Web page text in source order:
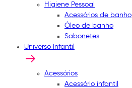
Higiene Pessoal
Acessórios de banho
Óleo de banho
Sabonetes
Universo Infantil
Acessórios
Acessório infantil